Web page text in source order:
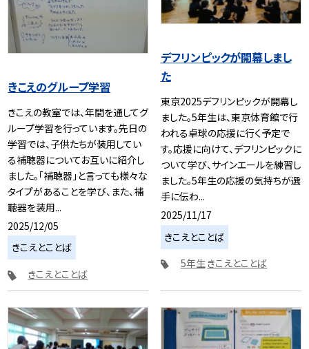
きこえのグループ学習
きこえの教室では、年間を通してグ
ループ学習を行っています。先日の
学習では、子供たちが装用してい
る補聴器についてお互いに紹介し
ました。「補聴器」と言っても様々な
タイプがあることを学び、また、補
聴器を装用...
2025/12/05
きこえとことば
きこえとことば
デフリンピックが開幕しまし
た
東京2025デフリンピックが開幕し
ました。5年生は、東京体育館で行
われる卓球の応援に行く予定で
す。応援に向けて、デフリンピックに
ついて学び、サインエールを練習し
ました。5年生の応援の気持ちが選
手に伝わ...
2025/11/17
きこえとことば
5年生きこえとことば